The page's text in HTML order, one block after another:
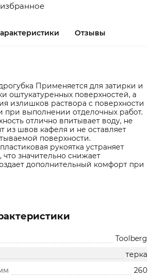
Отзывы
Применяется для затирки и
оштукатуренных поверхностей, а
излишков раствора с поверхности
при выполнении отделочных работ.
отлично впитывает воду, не
из швов кафеля и не оставляет
поверхности.
рукоятка устраняет
что значительно снижает
дополнительный комфорт при
Toolberg
терка
260